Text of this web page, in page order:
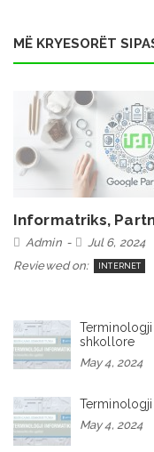
MË KRYESORËT
Informatriks,
Admin
Jul 6, 2024
Reviewed on:
INTERNET
shkollore
May 4, 2024
Terminologji
May 4, 2024